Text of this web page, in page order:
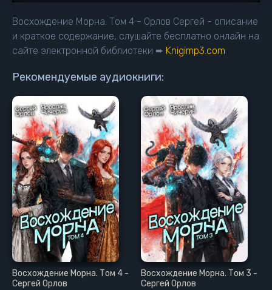
Восхождение Морна. Том 4 - Орлов Сергей - описание
и краткое содержание, слушайте бесплатно онлайн на
сайте электронной библиотеки ➨ Knigimp3.com
Рекомендуемые аудиокниги:
Восхождение Морна. Том 4 -
Сергей Орлов
Восхождение Морна. Том 3 -
Сергей Орлов